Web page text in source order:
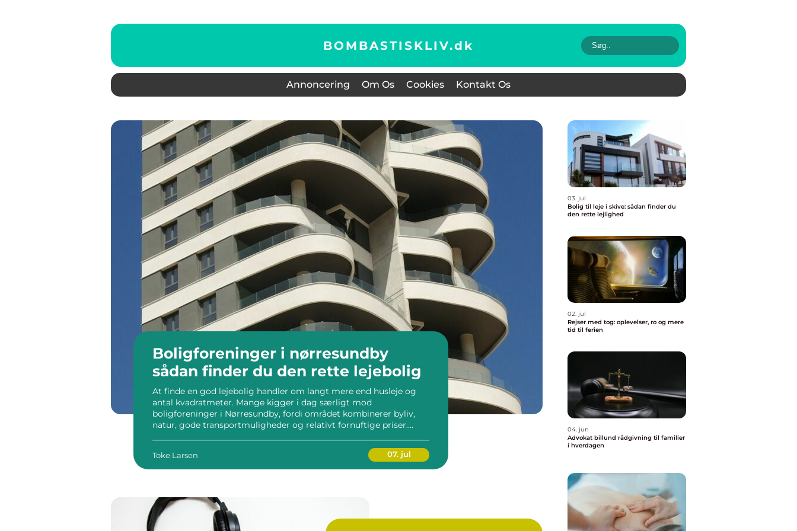
BOMBASTISKLIV.dk
Annoncering Om Os Cookies Kontakt Os
Boligforeninger i nørresundby
sådan finder du den rette lejebolig
At finde en god lejebolig handler om langt mere end husleje og
antal kvadratmeter. Mange kigger i dag særligt mod
boligforeninger i Nørresundby, fordi området kombinerer byliv,
natur, gode transportmuligheder og relativt fornuftige priser.
rammer end det private lejemarked. Vi gennemgår her...
Toke Larsen 07. jul
03. jul
Bolig til leje i skive: sådan finder du
den rette lejlighed
02. jul
Rejser med tog: oplevelser, ro og mere
tid til ferien
04. jun
Advokat billund rådgivning til familier
i hverdagen